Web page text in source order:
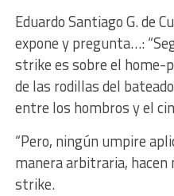
Eduardo Santiago G. de
expone y pregunta…:
strike es sobre el home-
de las rodillas del
entre los hombros y el
“Pero, ningún umpire
manera arbitraria, hacen
strike.